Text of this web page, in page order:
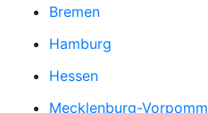
Bremen
Hamburg
Hessen
Mecklenburg-